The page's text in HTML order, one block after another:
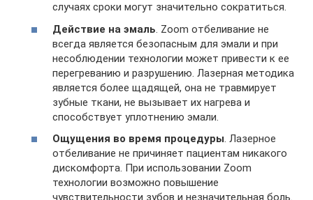
случаях сроки могут значительно сократиться.
Действие на эмаль . Zoom отбеливание не
всегда является безопасным для эмали и при
несоблюдении технологии может привести к ее
перегреванию и разрушению. Лазерная методика
является более щадящей, она не травмирует
зубные ткани, не вызывает их нагрева и
способствует уплотнению эмали.
Ощущения во время процедуры. Лазерное
отбеливание не причиняет пациентам никакого
дискомфорта. При использовании Zoom
технологии возможно повышение
чувствительности зубов и незначительная боль.